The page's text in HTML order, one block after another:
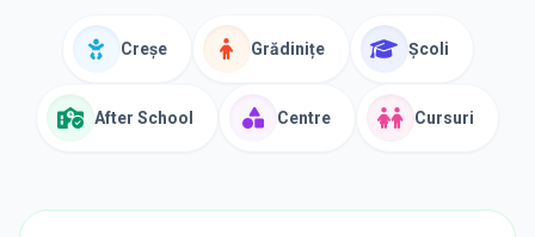
Creșe Grădinițe Școli
After School Centre Cursuri